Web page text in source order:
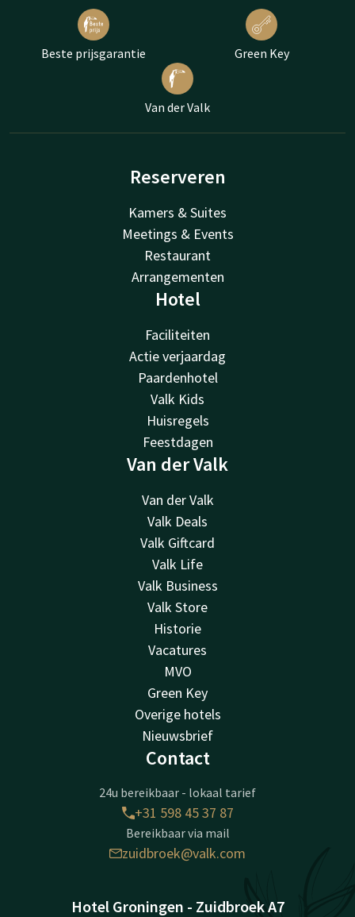
Beste prijsgarantie Green Key
Van der Valk
Reserveren
Kamers & Suites
Meetings & Events
Restaurant
Arrangementen
Hotel
Faciliteiten
Actie verjaardag
Paardenhotel
Valk Kids
Huisregels
Feestdagen
Van der Valk
Van der Valk
Valk Deals
Valk Giftcard
Valk Life
Valk Business
Valk Store
Historie
Vacatures
MVO
Green Key
Overige hotels
Nieuwsbrief
Contact
24u bereikbaar - lokaal tarief
+31 598 45 37 87
Bereikbaar via mail
zuidbroek@valk.com
Hotel Groningen - Zuidbroek A7